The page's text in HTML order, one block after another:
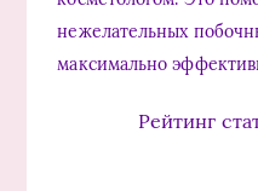
нежелательных
максимально
Рейтинг